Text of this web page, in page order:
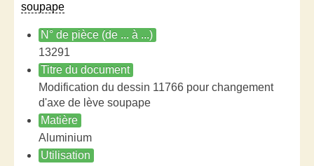
soupape
N° de pièce (de ... à ...)
13291
Titre du document
Modification du dessin 11766 pour changement
d'axe de lève soupape
Matière
Aluminium
Utilisation